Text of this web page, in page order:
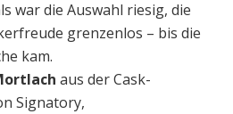
war die Auswahl riesig, die
grenzenlos – bis die
kam.
aus der Cask-
Signatory,